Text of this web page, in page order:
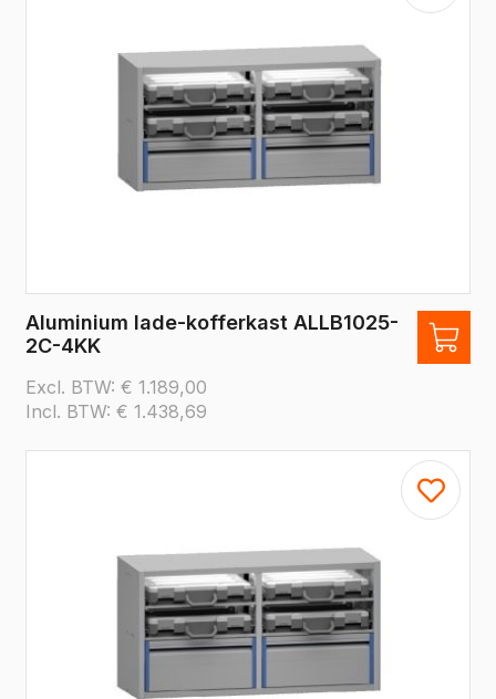
Aluminium lade-kofferkast ALLB1025-
2C-4KK
Excl. BTW: € 1.189,00
Incl. BTW: € 1.438,69